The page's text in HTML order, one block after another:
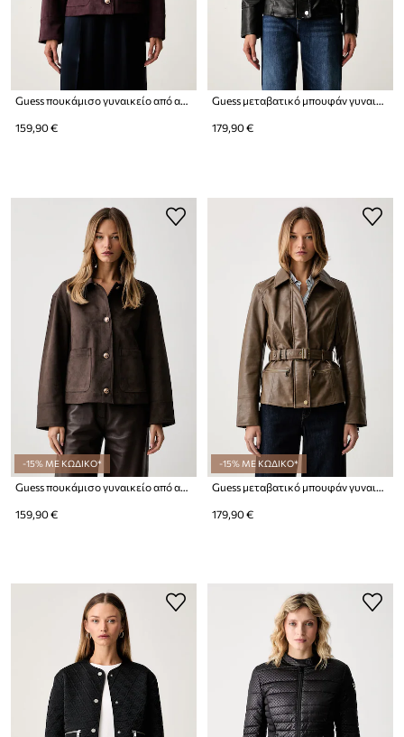
Guess πουκάμισο γυναικείο από απομίμηση σουέτ GRACE
159,90 €
Guess μεταβατικό μπουφάν γυναικείο από συνθετικό δέρμα JEANNE
179,90 €
-15% ΜΕ ΚΩΔΙΚΟ*
Guess πουκάμισο γυναικείο από απομίμηση σουέτ GRACE
159,90 €
-15% ΜΕ ΚΩΔΙΚΟ*
Guess μεταβατικό μπουφάν γυναικείο από συνθετικό δέρμα JEANNE
179,90 €